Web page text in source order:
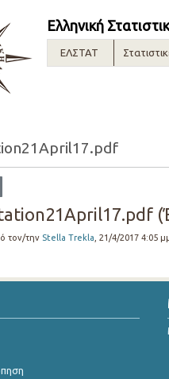
Ελληνική
ΕΛΣΤΑΤ
τον/την Stella Trekla , 21/4/2017 4:05